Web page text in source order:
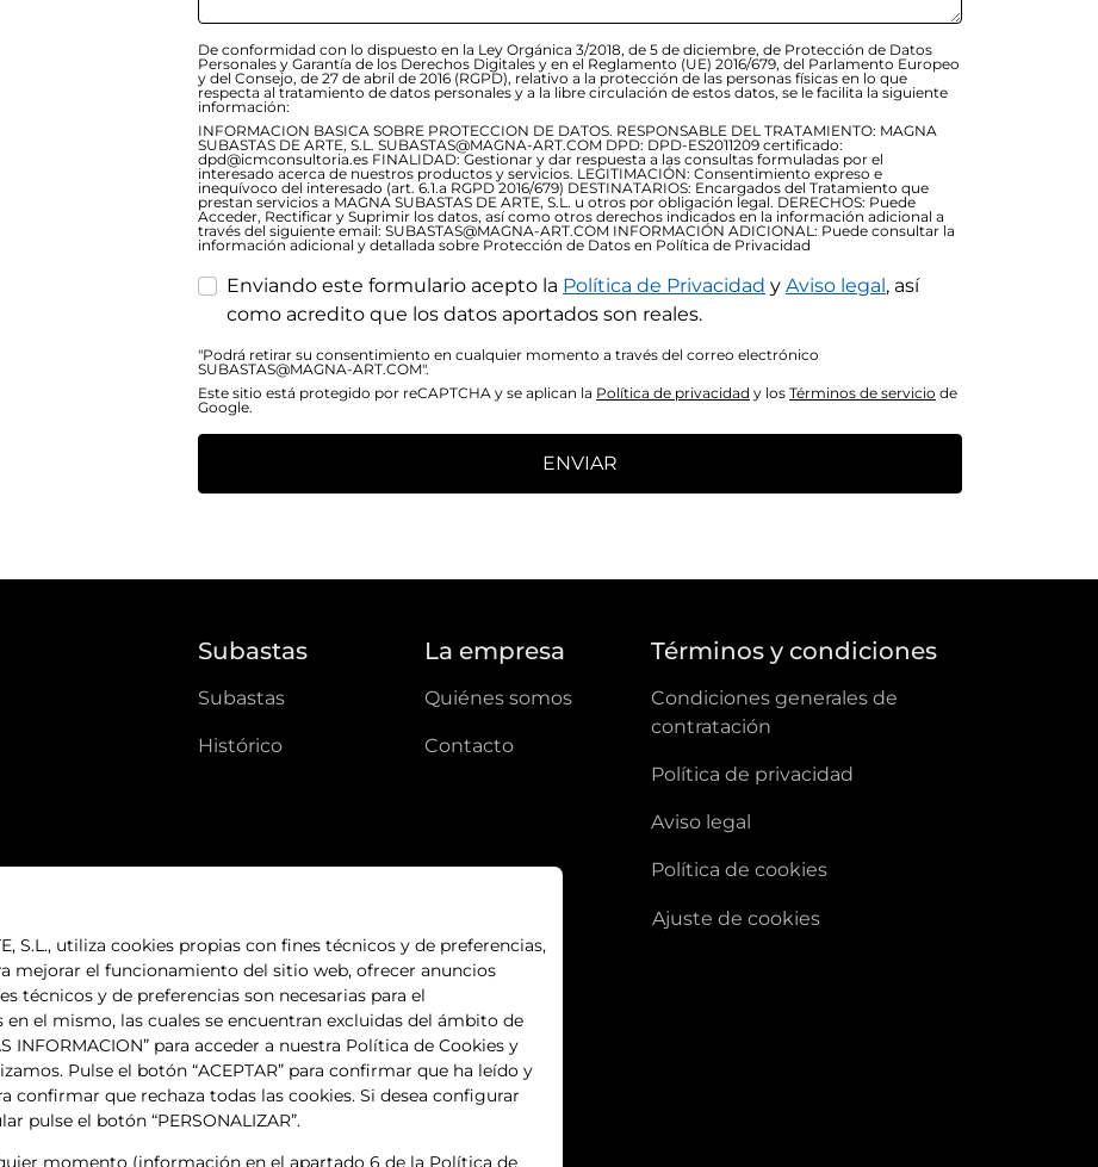
De conformidad con lo dispuesto en la Ley Orgánica 3/2018, de 5 de diciembre, de Protección de Datos
Personales y Garantía de los Derechos Digitales y en el Reglamento (UE) 2016/679, del Parlamento Europeo
y del Consejo, de 27 de abril de 2016 (RGPD), relativo a la protección de las personas físicas en lo que
respecta al tratamiento de datos personales y a la libre circulación de estos datos, se le facilita la siguiente
información:
INFORMACION BASICA SOBRE PROTECCION DE DATOS. RESPONSABLE DEL TRATAMIENTO: MAGNA
SUBASTAS DE ARTE, S.L. SUBASTAS@MAGNA-ART.COM DPD: DPD-ES2011209 certificado:
dpd@icmconsultoria.es FINALIDAD: Gestionar y dar respuesta a las consultas formuladas por el
interesado acerca de nuestros productos y servicios. LEGITIMACIÓN: Consentimiento expreso e
inequívoco del interesado (art. 6.1.a RGPD 2016/679) DESTINATARIOS: Encargados del Tratamiento que
prestan servicios a MAGNA SUBASTAS DE ARTE, S.L. u otros por obligación legal. DERECHOS: Puede
Acceder, Rectificar y Suprimir los datos, así como otros derechos indicados en la información adicional a
través del siguiente email: SUBASTAS@MAGNA-ART.COM INFORMACIÓN ADICIONAL: Puede consultar la
información adicional y detallada sobre Protección de Datos en Política de Privacidad
Enviando este formulario acepto la Política de Privacidad y Aviso legal, así
como acredito que los datos aportados son reales.
"Podrá retirar su consentimiento en cualquier momento a través del correo electrónico
SUBASTAS@MAGNA-ART.COM".
Este sitio está protegido por reCAPTCHA y se aplican la Política de privacidad y los Términos de servicio de
Google.
ENVIAR
Subastas
subastas
histórico
La empresa
quiénes somos
contacto
Términos y condiciones
condiciones generales de
contratación
política de privacidad
aviso legal
política de cookies
ajuste de cookies
S.L., utiliza cookies propias con fines técnicos y de preferencias,
mejorar el funcionamiento del sitio web, ofrecer anuncios
técnicos y de preferencias son necesarias para el
el mismo, las cuales se encuentran excluidas del ámbito de
INFORMACION” para acceder a nuestra Política de Cookies y
Pulse el botón “ACEPTAR” para confirmar que ha leído y
confirmar que rechaza todas las cookies. Si desea configurar
pulse el botón “PERSONALIZAR”.
momento (información en el apartado 6 de la Política de